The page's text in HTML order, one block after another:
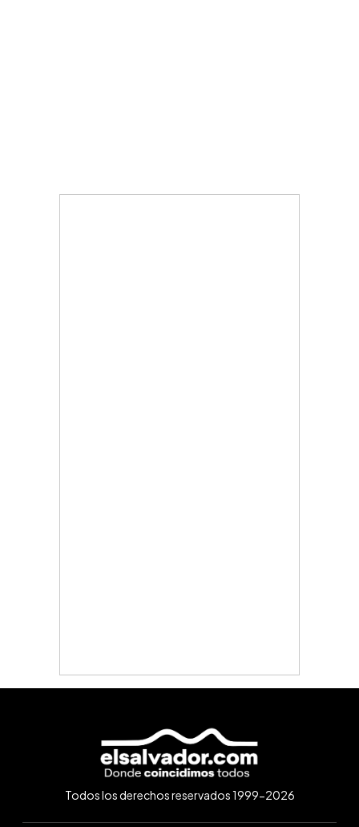
Todos los derechos reservados 1999-2026